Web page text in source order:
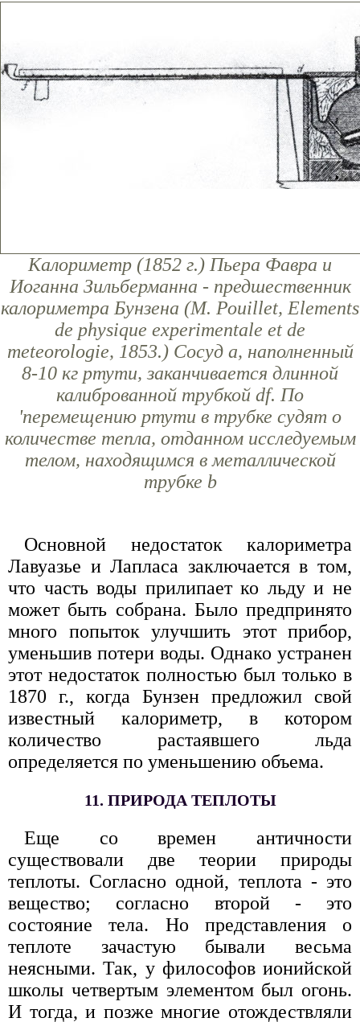
Калориметр (1852 г.) Пьера Фавра и
Иоганна Зильберманна - предшественник
калориметра Бунзена (М. Роuillеt, Elements
de physique experimentale et de
meteorologie, 1853.) Сосуд а, наполненный
8-10 кг ртути, заканчивается длинной
калиброванной трубкой df. По
'перемещению ртути в трубке судят о
количестве тепла, отданном исследуемым
телом, находящимся в металлической
трубке b
Основной недостаток калориметра
Лавуазье и Лапласа заключается в том,
что часть воды прилипает ко льду и не
может быть собрана. Было предпринято
много попыток улучшить этот прибор,
уменьшив потери воды. Однако устранен
этот недостаток полностью был только в
1870 г., когда Бунзен предложил свой
известный калориметр, в котором
количество растаявшего льда
определяется по уменьшению объема.
11. ПРИРОДА ТЕПЛОТЫ
Еще со времен античности
существовали две теории природы
теплоты. Согласно одной, теплота - это
вещество; согласно второй - это
состояние тела. Но представления о
теплоте зачастую бывали весьма
неясными. Так, у философов ионийской
школы четвертым элементом был огонь.
И тогда, и позже многие отождествляли